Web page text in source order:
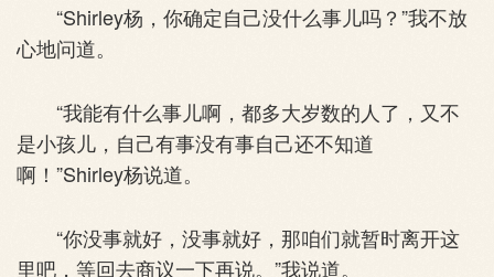
“Shirley杨，你确定自己没什么事儿吗？”我不放
心地问道。
“我能有什么事儿啊，都多大岁数的人了，又不
是小孩儿，自己有事没有事自己还不知道
啊！”Shirley杨说道。
“你没事就好，没事就好，那咱们就暂时离开这
里吧，等回去商议一下再说。”我说道。